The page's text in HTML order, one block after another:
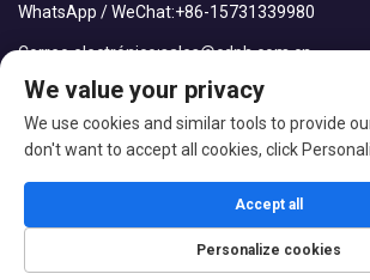
WhatsApp / WeChat:+86-15731339980
Correo electrónico:sales@cdph.com.cn
los derechos reservados
Política de
We value your privacy
We use cookies and similar tools to provide
don't want to accept all cookies, click
Personalize cookies
Accept all